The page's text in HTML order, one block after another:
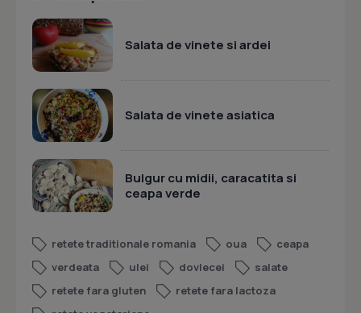
Salata de vinete si ardei
Salata de vinete asiatica
Bulgur cu midii, caracatita si
ceapa verde
retete traditionale romania oua
ceapa
verdeata
ulei dovlecei
salate
retete fara gluten
retete fara lactoza